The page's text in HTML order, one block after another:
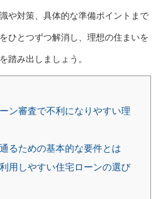
や対策、具体的な準備ポイントまで
ひとつずつ解消し、理想の住まいを
踏み出しましょう。
ン審査で不利になりやすい理
るための基本的な要件とは
用しやすい住宅ローンの選び